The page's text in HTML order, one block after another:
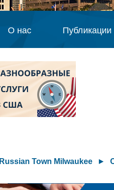
О нас Публикации
Russian Town Milwaukee ►